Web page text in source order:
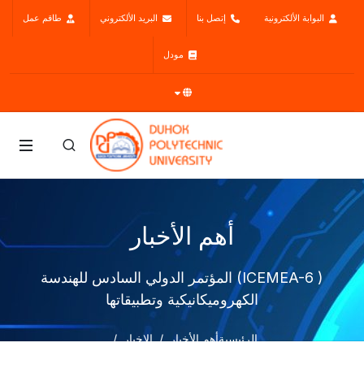
البوابة الألكترونية إتصل بنا البريد الألكتروني طاقم عمل
مودل
أهم الأخبار
( ICEMEA-6) المؤتمر الدولي السادس للهندسة
الكهروميكانيكية وتطبيقاتها
الرئيسيةأهم الأخبار
الاخبار